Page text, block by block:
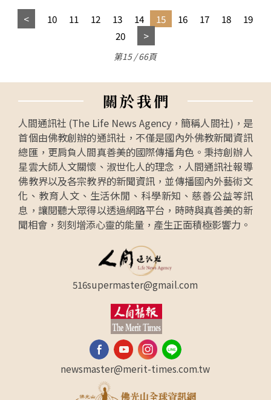
10 11 12 13 14 15 16 17 18
19
20
第15 / 66頁
關於我們
人間通訊社 (The Life News Agency，簡稱人間社)，是
首個由佛教創辦的通訊社，不僅是國內外佛教新聞資訊
總匯，更肩負人間真善美的國際傳播角色。秉持創辦人
星雲大師人文關懷、淑世化人的理念，人間通訊社報導
佛教界以及各宗教界的新聞資訊，並傳播國內外藝術文
化、教育人文、生活休閒、科學新知、慈善公益等訊
息，讓閱聽大眾得以透過網路平台，時時與真善美的新
聞相會，刻刻增添心靈的能量，產生正面積極影響力。
516supermaster@gmail.com
newsmaster@merit-times.com.tw